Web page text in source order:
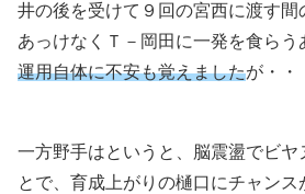
井の後を受けて９回の宮西に渡す間
あっけなくＴ－岡田に一発を食らう
運用自体に不安も覚えましたが・・
一方野手はというと、脳震盪でビヤ
とで、育成上がりの樋口にチャンス